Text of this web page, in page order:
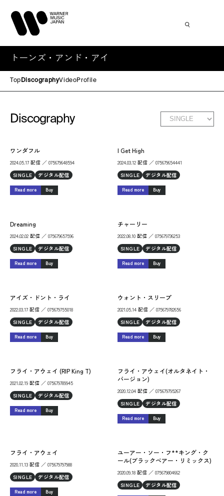
トーンズ・アンド・アイ
Top DiscographyVideoProfile
Discography
ワンダフル
2024.05.17 配信 ／ 075679648594
SINGLE
デジタル配信
Read more Buy
I Get High
2024.03.12 配信 ／ 075679654441
SINGLE
デジタル配信
Read more Buy
Dreaming
2024.02.02 配信 ／ 075679657596
SINGLE
デジタル配信
Read more Buy
チャーリー
2022.08.10 配信 ／ 075679736253
SINGLE
デジタル配信
Read more Buy
アイズ・ドント・ライ
2022.03.17 配信 ／ 075679755018
SINGLE
デジタル配信
Read more Buy
ウォント・スリープ
2021.05.14 配信 ／ 075679782656
SINGLE
デジタル配信
Read more Buy
フライ・アウェイ (RIP King T)
2021.02.19 配信 ／ 075679789945
SINGLE
デジタル配信
Read more Buy
フライ・アウェイ(オルタネイト・
バージョン)
2020.12.04 配信 ／ 075679795267
SINGLE
デジタル配信
Read more Buy
フライ・アウェイ
2020.11.13 配信 ／ 075679797988
SINGLE
デジタル配信
Read more Buy
ユーアー・ソー・フ**キング・ク
ール(ブラックベアー・リミックス)
2020.09.18 配信 ／ 075679804662
SINGLE
デジタル配信